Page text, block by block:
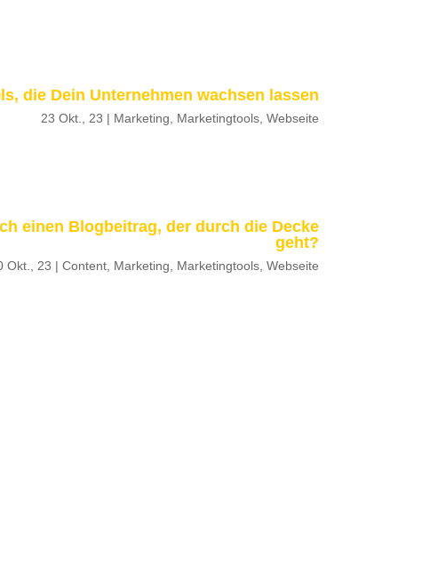
die Dein Unternehmen wachsen lassen
23 Okt., 23 | Marketing Marketingtools, Webseite
einen Blogbeitrag, der durch die Decke
geht?
Okt., 23 | Content, Marketing Marketingtools, Webseite